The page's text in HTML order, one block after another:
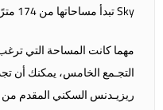
Sky تبدأ مساحاتها من 174 مترًا مربعًا.
مهما كانت المساحة التي
التجـمع الخامس، يمكنك أن
ريزيـدنس السكني المقدم